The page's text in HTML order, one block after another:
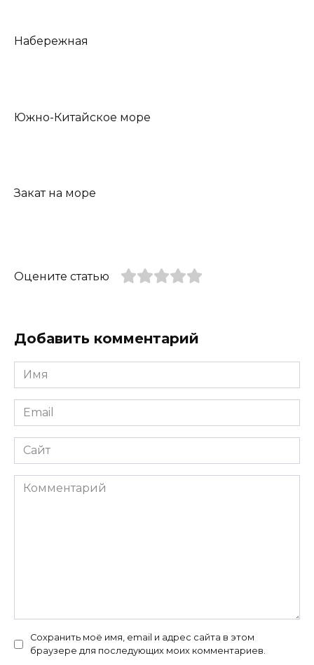
Набережная
Южно-Китайское море
Закат на море
Оцените статью
Добавить комментарий
Имя
*
Email
*
Сайт
Комментарий
Сохранить моё имя, email и адрес сайта в этом
браузере для последующих моих комментариев.